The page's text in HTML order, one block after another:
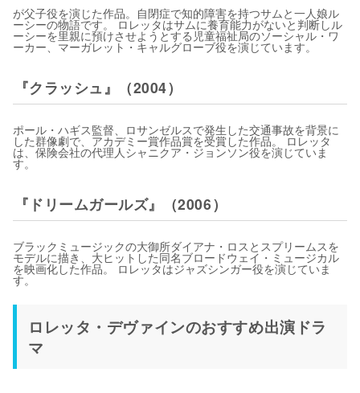
が父子役を演じた作品。自閉症で知的障害を持つサムと一人娘ル
ーシーの物語です。 ロレッタはサムに養育能力がないと判断しル
ーシーを里親に預けさせようとする児童福祉局のソーシャル・ワ
ーカー、マーガレット・キャルグローブ役を演じています。
『クラッシュ』（2004）
ポール・ハギス監督、ロサンゼルスで発生した交通事故を背景に
した群像劇で、アカデミー賞作品賞を受賞した作品。 ロレッタ
は、保険会社の代理人シャニクア・ジョンソン役を演じていま
す。
『ドリームガールズ』（2006）
ブラックミュージックの大御所ダイアナ・ロスとスプリームスを
モデルに描き、大ヒットした同名ブロードウェイ・ミュージカル
を映画化した作品。 ロレッタはジャズシンガー役を演じていま
す。
ロレッタ・デヴァインのおすすめ出演ドラ
マ